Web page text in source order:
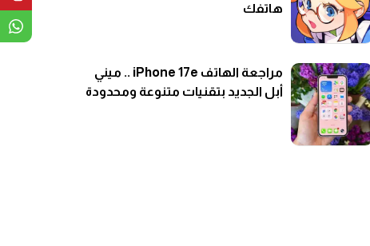
هاتفك
مراجعة الهاتف iPhone 17e .. ميني
أبل الجديد بتقنيات متنوعة ومحدودة